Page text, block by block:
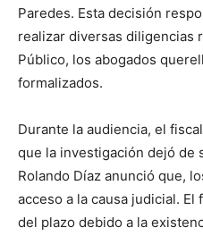
Paredes. Esta decisión
realizar diversas diligencias
Público, los abogados
formalizados.
Durante la audiencia, el
que la investigación dejó de
Rolando Díaz anunció que,
acceso a la causa judicial.
del plazo debido a la